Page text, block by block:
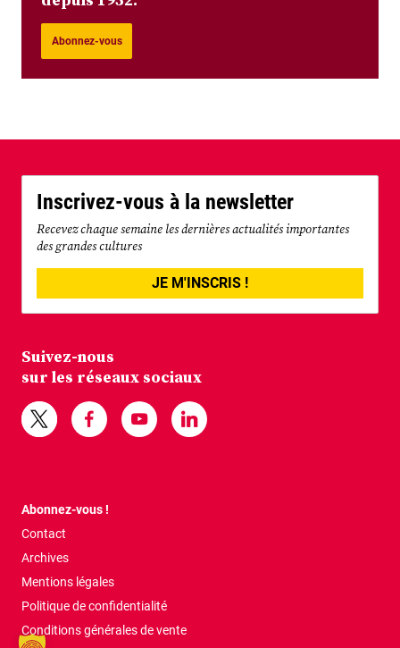
Abonnez-vous
Inscrivez-vous à la newsletter
Recevez chaque semaine les dernières actualités importantes
des grandes cultures
JE M'INSCRIS !
Suivez-nous
sur les réseaux sociaux
Abonnez-vous !
Contact
Archives
Mentions légales
Politique de confidentialité
Conditions générales de vente